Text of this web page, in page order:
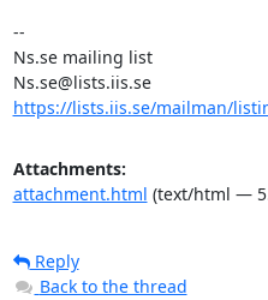
--
Ns.se mailing list
Ns.se@lists.iis.se
https://lists.iis.se/mailman/
Attachments:
attachment.html (text/html —
Reply
Back to the thread